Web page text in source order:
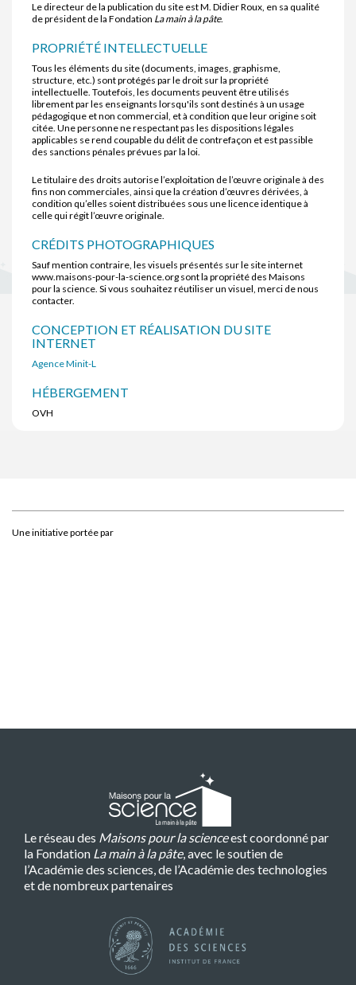
Le directeur de la publication du site est M. Didier Roux, en sa qualité
de président de la Fondation La main à la pâte.
PROPRIÉTÉ INTELLECTUELLE
Tous les éléments du site (documents, images, graphisme,
structure, etc.) sont protégés par le droit sur la propriété
intellectuelle. Toutefois, les documents peuvent être utilisés
librement par les enseignants lorsqu'ils sont destinés à un usage
pédagogique et non commercial, et à condition que leur origine soit
citée. Une personne ne respectant pas les dispositions légales
applicables se rend coupable du délit de contrefaçon et est passible
des sanctions pénales prévues par la loi.
Le titulaire des droits autorise l’exploitation de l’œuvre originale à des
fins non commerciales, ainsi que la création d’œuvres dérivées, à
condition qu’elles soient distribuées sous une licence identique à
celle qui régit l’œuvre originale.
CRÉDITS PHOTOGRAPHIQUES
Sauf mention contraire, les visuels présentés sur le site internet
www.maisons-pour-la-science.org sont la propriété des Maisons
pour la science. Si vous souhaitez réutiliser un visuel, merci de nous
contacter.
CONCEPTION ET RÉALISATION DU SITE
INTERNET
Agence Minit-L
HÉBERGEMENT
OVH
Une initiative portée par
Le réseau des Maisons pour la scienceest coordonné par
la Fondation La main à la pâte, avec le soutien de
l’Académie des sciences, de l’Académie des technologies
et de nombreux partenaires